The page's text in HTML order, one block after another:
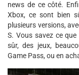
news de ce côté.
Xbox, ce sont bien
plusieurs versions,
S. Vous savez ce
sûr, des jeux,
Game Pass, ou en